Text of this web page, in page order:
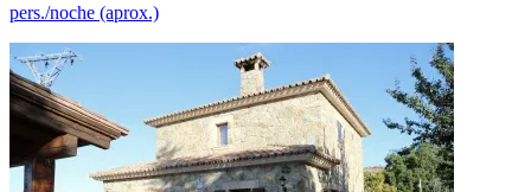
pers./noche (aprox.)